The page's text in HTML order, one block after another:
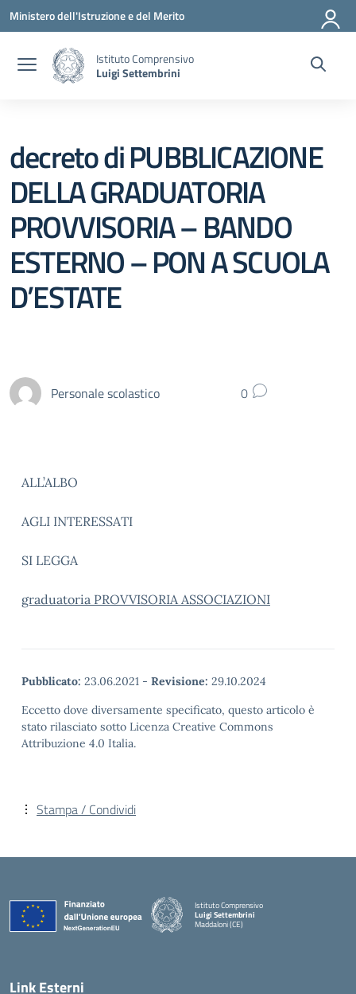
Vai ai contenuti
Vai al menu di navigazione
Vai al footer
Ministero dell'Istruzione e del Merito
Istituto Comprensivo
Luigi Settembrini
decreto di PUBBLICAZIONE
DELLA GRADUATORIA
PROVVISORIA – BANDO
ESTERNO – PON A SCUOLA
D’ESTATE
Personale scolastico 0
ALL’ALBO
AGLI INTERESSATI
SI LEGGA
graduatoria PROVVISORIA ASSOCIAZIONI
Pubblicato: 23.06.2021 - Revisione: 29.10.2024
Eccetto dove diversamente specificato, questo articolo è
stato rilasciato sotto Licenza Creative Commons
Attribuzione 4.0 Italia.
Stampa / Condividi
Istituto Comprensivo
Luigi Settembrini
Maddaloni (CE)
Link Esterni